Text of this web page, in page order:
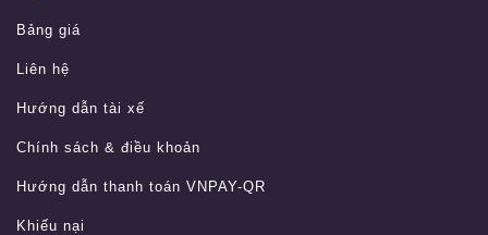
Bảng giá
Liên hệ
Hướng dẫn tài xế
Chính sách & điều khoản
Hướng dẫn thanh toán VNPAY-QR
Khiếu nại